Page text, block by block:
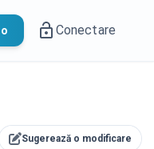
Conectare
Sugerează o modificare